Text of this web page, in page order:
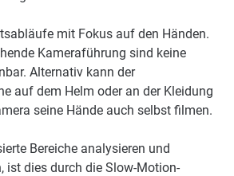
mit Fokus auf den Händen.
Kameraführung sind keine
Alternativ kann der
auf dem Helm oder an der Kleidung
seine Hände auch selbst filmen.
Bereiche analysieren und
ist dies durch die Slow-Motion-